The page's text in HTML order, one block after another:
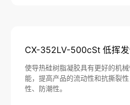
CX-352LV-500cSt 低挥
使导热硅树脂凝胶具有更好的机
能，提高产品的流动性和抗撕裂
性、防潮性。